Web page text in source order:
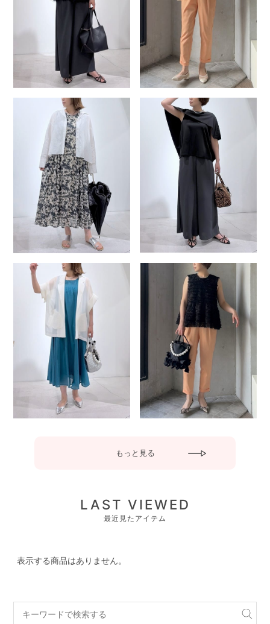
もっと見る
LAST VIEWED
最近見たアイテム
表示する商品はありません。